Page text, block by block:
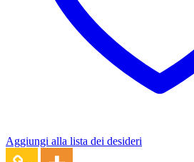
Aggiungi alla lista dei desideri